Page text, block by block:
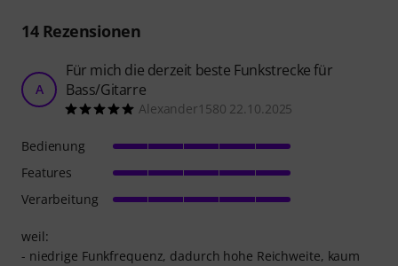
14Rezensionen
A
Für mich die derzeit beste Funkstrecke für
Bass/Gitarre
Alexander1580 22.10.2025
weil:
- niedrige Funkfrequenz, dadurch hohe Reichweite, kaum
Bedienung
Features
Verarbeitung